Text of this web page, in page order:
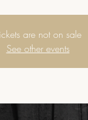
are not on sale
See other events